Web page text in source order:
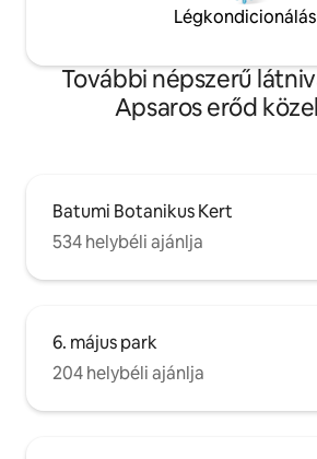
Légkondicionálás
További népszerű
Apsaros erőd
Batumi Botanikus Kert
534 helybéli ajánlja
6. május park
204 helybéli ajánlja